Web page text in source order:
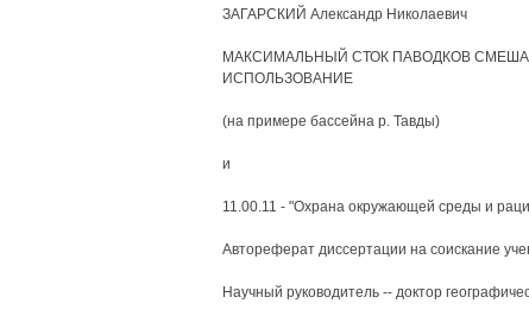
ЗАГАРСКИЙ Александр Николаевич
МАКСИМАЛЬНЫЙ СТОК ПАВОДКОВ
ИСПОЛЬЗОВАНИЕ
(на примере бассейна р. Тавды)
и
11.00.11 - "Охрана окружающей среды и
Автореферат диссертации на соискание
Научный руководитель -- доктор